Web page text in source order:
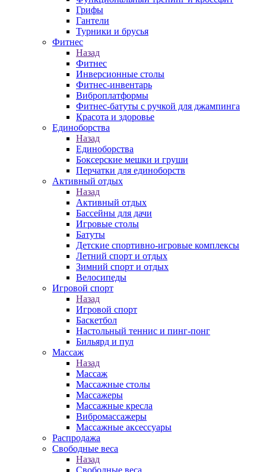
Грифы
Гантели
Турники и брусья
Фитнес
Назад
Фитнес
Инверсионные столы
Фитнес-инвентарь
Виброплатформы
Фитнес-батуты с ручкой для джампинга
Красота и здоровье
Единоборства
Назад
Единоборства
Боксерские мешки и груши
Перчатки для единоборств
Активный отдых
Назад
Активный отдых
Бассейны для дачи
Игровые столы
Батуты
Детские спортивно-игровые комплексы
Летний спорт и отдых
Зимний спорт и отдых
Велосипеды
Игровой спорт
Назад
Игровой спорт
Баскетбол
Настольный теннис и пинг-понг
Бильярд и пул
Массаж
Назад
Массаж
Массажные столы
Массажеры
Массажные кресла
Вибромассажеры
Массажные аксессуары
Распродажа
Свободные веса
Назад
Свободные веса